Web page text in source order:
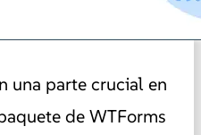
una parte crucial en
de WTForms